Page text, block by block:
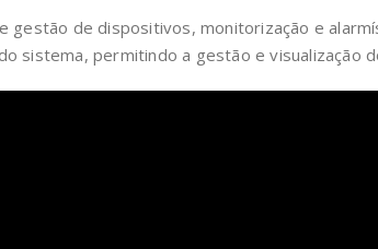
gestão de dispositivos, monitorização e
sistema, permitindo a gestão e visualização